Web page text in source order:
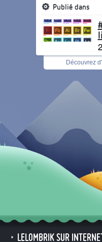
Publié dans
Découvrez
LELOMBRIK SUR